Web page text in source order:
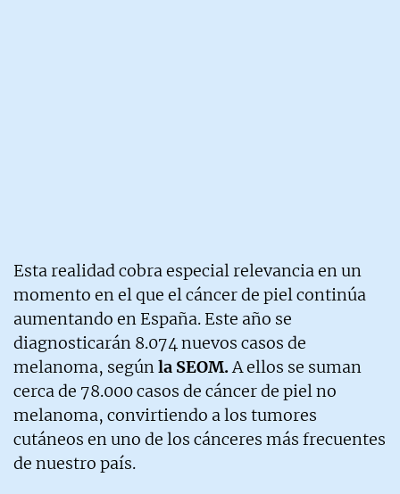
Esta realidad cobra especial relevancia en un
momento en el que el cáncer de piel continúa
aumentando en España. Este año se
diagnosticarán 8.074 nuevos casos de
melanoma, segúnla SEOM.A ellos se suman
cerca de 78.000 casos de cáncer de piel no
melanoma, convirtiendo a los tumores
cutáneos en uno de los cánceres más frecuentes
de nuestro país.